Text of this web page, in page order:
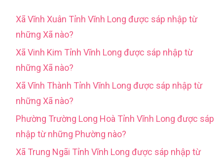
Xã Vĩnh Xuân Tỉnh Vĩnh Long được sáp nhập từ
những Xã nào?
Xã Vinh Kim Tỉnh Vĩnh Long được sáp nhập từ
những Xã nào?
Xã Vĩnh Thành Tỉnh Vĩnh Long được sáp nhập từ
những Xã nào?
Phường Trường Long Hoà Tỉnh Vĩnh Long được sáp
nhập từ những Phường nào?
Xã Trung Ngãi Tỉnh Vĩnh Long được sáp nhập từ